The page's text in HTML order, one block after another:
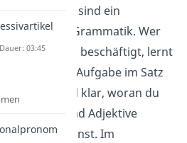
und sind ein
Teil der Grammatik. Wer
mit Wortarten beschäftigt, lernt
nach ihrer Aufgabe im Satz
So wird klar, woran du
Verben und Adjektive
kannst. Im
03:45